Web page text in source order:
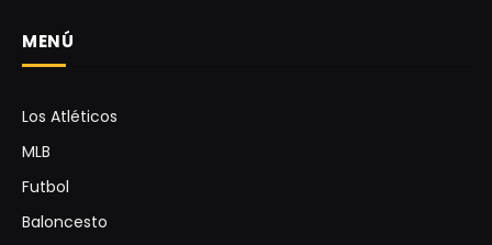
MENÚ
Los Atléticos
MLB
Futbol
Baloncesto